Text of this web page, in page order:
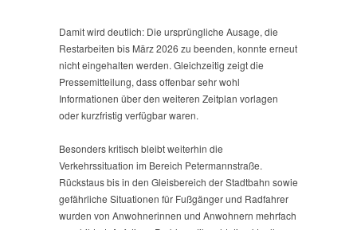
Damit wird deutlich: Die ursprüngliche Ausage, die
Restarbeiten bis März 2026 zu beenden, konnte erneut
nicht eingehalten werden. Gleichzeitig zeigt die
Pressemitteilung, dass offenbar sehr wohl
Informationen über den weiteren Zeitplan vorlagen
oder kurzfristig verfügbar waren.
Besonders kritisch bleibt weiterhin die
Verkehrssituation im Bereich Petermannstraße.
Rückstaus bis in den Gleisbereich der Stadtbahn sowie
gefährliche Situationen für Fußgänger und Radfahrer
wurden von Anwohnerinnen und Anwohnern mehrfach